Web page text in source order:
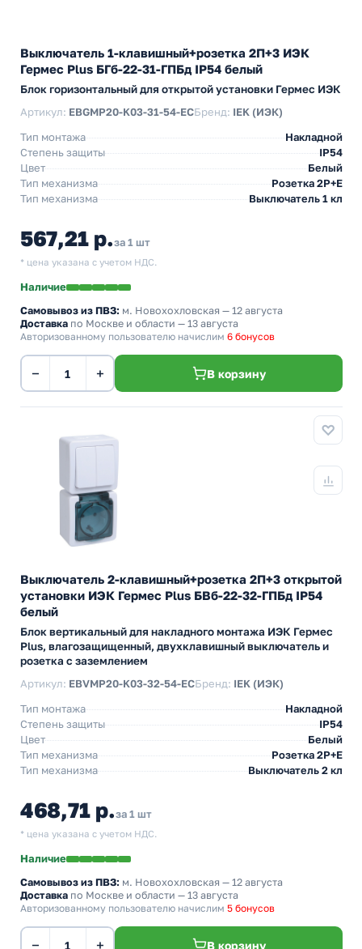
Выключатель 1-клавишный+розетка 2П+3 ИЭК
Гермес Plus БГб-22-31-ГПБд IP54 белый
Блок горизонтальный для открытой установки Гермес ИЭК
Артикул: EBGMP20-K03-31-54-ECБренд: IEK (ИЭК)
Тип монтажа
Накладной
Степень защиты
IP54
Цвет
Белый
Тип механизма
Розетка 2Р+Е
Тип механизма
Выключатель 1 кл
567,21 р.за 1 шт
* цена указана с учетом НДС.
Наличие
Самовывоз из ПВЗ: м. Новохохловская — 12 августа
Доставка по Москве и области — 13 августа
Авторизованному пользователю начислим 6 бонусов
− + В корзину
Выключатель 2-клавишный+розетка 2П+3 открытой
установки ИЭК Гермес Plus БВб-22-32-ГПБд IP54
белый
Блок вертикальный для накладного монтажа ИЭК Гермес
Plus, влагозащищенный, двухклавишный выключатель и
розетка с заземлением
Артикул: EBVMP20-K03-32-54-ECБренд: IEK (ИЭК)
Тип монтажа
Накладной
Степень защиты
IP54
Цвет
Белый
Тип механизма
Розетка 2Р+Е
Тип механизма
Выключатель 2 кл
468,71 р.за 1 шт
* цена указана с учетом НДС.
Наличие
Самовывоз из ПВЗ: м. Новохохловская — 12 августа
Доставка по Москве и области — 13 августа
Авторизованному пользователю начислим 5 бонусов
− + В корзину